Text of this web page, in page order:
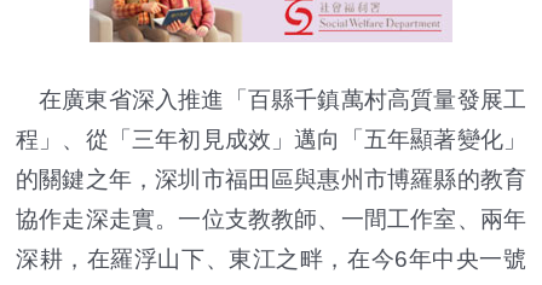
在廣東省深入推進「百縣千鎮萬村高質量發展工
程」、從「三年初見成效」邁向「五年顯著變化」
的關鍵之年，深圳市福田區與惠州市博羅縣的教育
協作走深走實。一位支教教師、一間工作室、兩年
深耕，在羅浮山下、東江之畔，在今6年中央一號